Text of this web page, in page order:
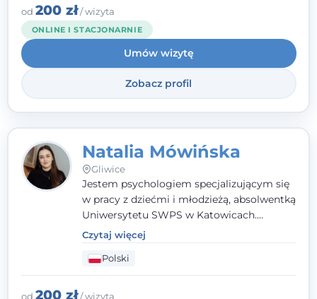
angielsku.
od 200 zł/ wizyta
ONLINE I STACJONARNIE
Umów wizytę
Zobacz profil
Natalia Mówińska
Gliwice
Jestem psychologiem specjalizującym się
w pracy z dziećmi i młodzieżą, absolwentką
Uniwersytetu SWPS w Katowicach.
Prowadzę konsultacje oraz terapię
nastawioną na potrzeby dziecka i jego
rodziny. Najważniejsze jest dla mnie
stworzenie bezpiecznego miejsca, w
którym dziecko czuje się zauważone i
Czytaj więcej
Polski
od 200 zł/ wizyta